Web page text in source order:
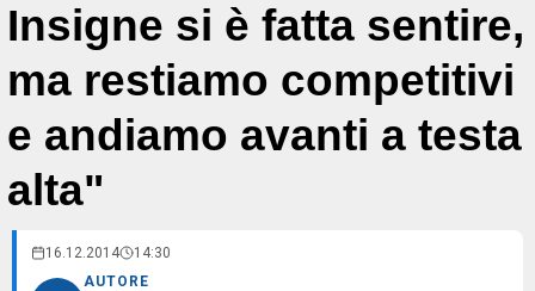
Insigne si è fatta sentire,
ma restiamo competitivi
e andiamo avanti a testa
alta"
16.12.2014 14:30
AUTORE